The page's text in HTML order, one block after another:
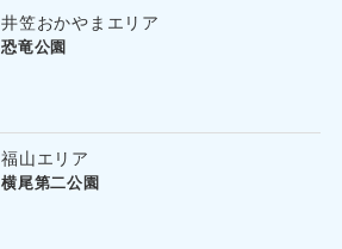
井笠おかやまエリア
恐竜公園
福山エリア
横尾第二公園